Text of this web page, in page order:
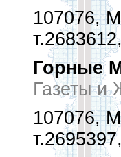
107076,
т.2683612,
Горные
Газеты и
107076,